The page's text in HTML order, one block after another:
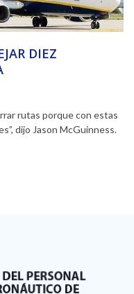
DIEZ
rutas porque con estas
dijo Jason McGuinness.